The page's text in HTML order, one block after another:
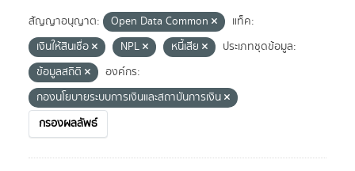
สัญญาอนุญาต: Open Data Common
แท็ค:
เงินให้สินเชื่อ
NPL หนี้เสีย
ประเภทชุดข้อมูล:
ข้อมูลสถิติ
องค์กร:
กองนโยบายระบบการเงินและสถาบันการเงิน
กรองผลลัพธ์